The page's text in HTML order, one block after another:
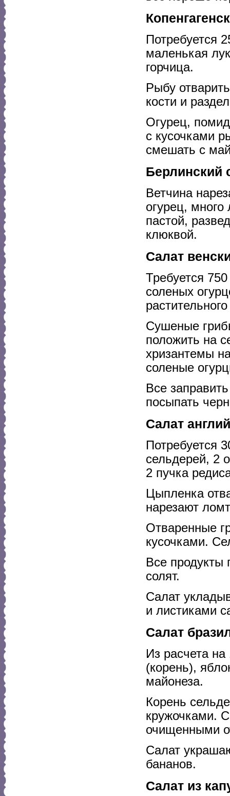
Потребуется
маленькая
горчица.
Рыбу
кости и
Огурец,
с кусочками
смешать с
Берлинский
Ветчина
огурец,
пастой,
клюквой.
Салат
Требуется
соленых
Сушеные
положить на
хризантемы
соленые
Все
посыпать
Салат
Потребуется
сельдерей, 2
2 пучка
Цыпленка
нарезают
Отваренные
кусочками.
Все продукты
солят.
Салат
и листиками
Салат
Из расчета
(корень),
майонеза.
Корень
кружочками.
очищенными
Салат
бананов.
Салат из